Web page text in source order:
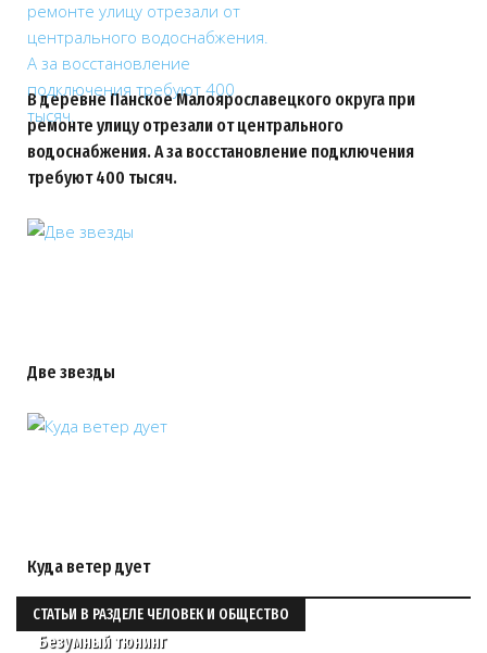
В деревне Панское Малоярославецкого округа при
ремонте улицу отрезали от центрального
водоснабжения. А за восстановление подключения
требуют 400 тысяч.
Две звезды
Куда ветер дует
СТАТЬИ В РАЗДЕЛЕ ЧЕЛОВЕК И ОБЩЕСТВО
Безумный тюнинг